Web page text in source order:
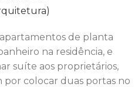
de planta
na residência, e
suíte aos proprietários,
colocar duas portas no